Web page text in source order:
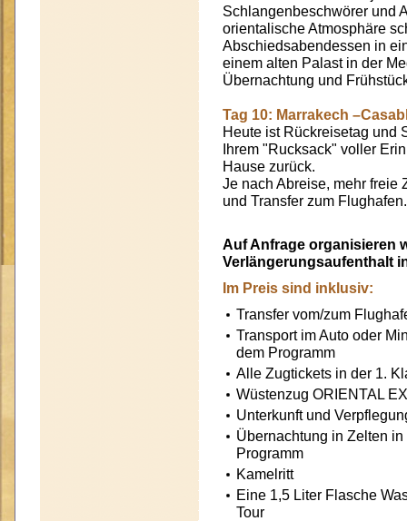
Schlangenbeschwörer und
orientalische Atmosphäre
Abschiedsabendessen in
einem alten Palast in der
Übernachtung und
Tag 10: Marrakech
Heute ist Rückreisetag und
Ihrem "Rucksack" voller
Hause zurück.
Je nach Abreise, mehr freie
und Transfer zum Flughafen.
Auf Anfrage organisieren
Verlängerungsaufenthalt
Im Preis sind inklusiv:
Transfer vom/zum
Transport im Auto oder
dem Programm
Alle Zugtickets in der 1.
Wüstenzug ORIENTAL
Unterkunft und
Übernachtung in Zelten
Programm
Kamelritt
Eine 1,5 Liter Flasche
Tour